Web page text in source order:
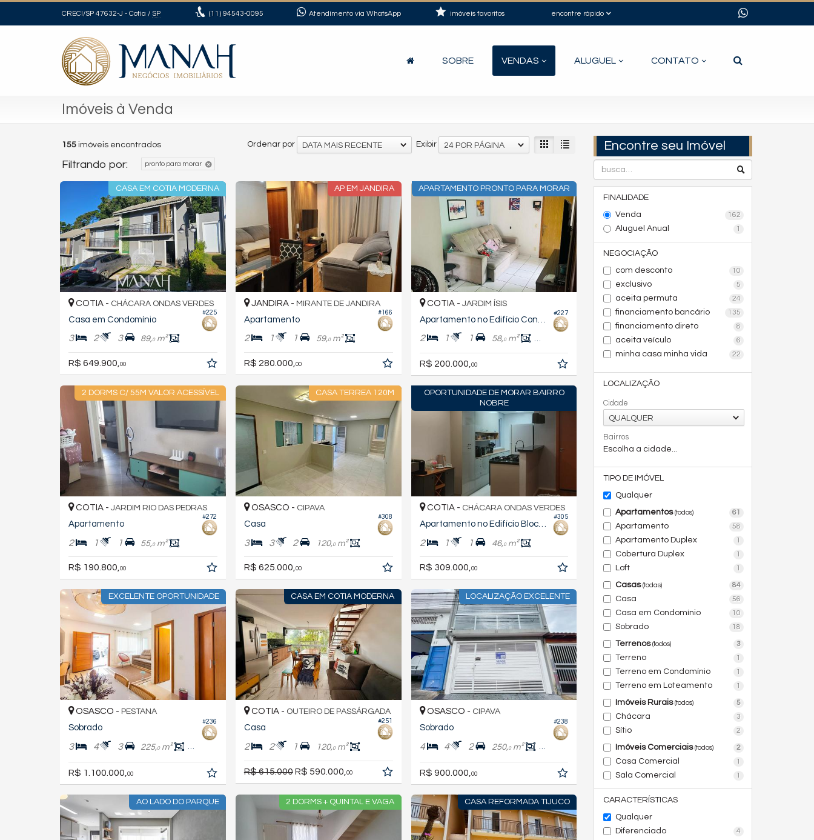
CRECI/SP 47632-J - Cotia / SP (11)94543-0095 Atendimento via WhatsApp encontre rápido
imóveis favoritos
SOBRE VENDAS ALUGUEL CONTATO
Imóveis à Venda
Encontre seu Imóvel
FINALIDADE
Venda
162
Aluguel Anual 1
NEGOCIAÇÃO
com desconto
10
exclusivo 5
aceita permuta 24
financiamento bancário 135
financiamento direto 8
aceita veículo 6
minha casa minha vida 22
LOCALIZAÇÃO
Cidade
QUALQUER
Bairros
Escolha a cidade...
TIPO DE IMÓVEL
Qualquer
Apartamentos(todos) 61
Apartamento 58
Apartamento Duplex 1
Cobertura Duplex 1
Loft 1
Casas(todas) 84
Casa 56
Casa em Condomínio 10
Sobrado 18
Terrenos(todos) 3
Terreno 1
Terreno em Condomínio 1
Terreno em Loteamento 1
Imóveis Rurais(todos) 5
Chácara 3
Sítio 2
Imóveis Comerciais(todos) 2
Casa Comercial 1
Sala Comercial 1
CARACTERÍSTICAS
Qualquer
Diferenciado
4
155 imóveis encontrados Exibir 24 POR PÁGINA
Ordenar por DATA MAIS RECENTE
Filtrando por: pronto para morar
CASA EM COTIA MODERNA
#225
COTIA - CHÁCARA ONDAS VERDES
Casa em Condomínio
3 2 3 89,0m²
R$ 649.900, 00
AP EM JANDIRA
#166
JANDIRA - MIRANTE DE JANDIRA
Apartamento
2 1 1 59,0m²
R$ 280.000, 00
APARTAMENTO PRONTO PARA MORAR
#227
COTIA - JARDIM ÍSIS
2 1 1 58,0m² 47,
R$ 200.000, 00
2 DORMS C/ 55M VALOR ACESSÍVEL
#272
COTIA - JARDIM RIO DAS PEDRAS
Apartamento
2 1 1 55,0m²
R$ 190.800,00
CASA TERREA 120M
#308
OSASCO - CIPAVA
Casa
3 3 2 120,0m²
R$ 625.000,00
OPORTUNIDADE DE MORAR BAIRRO
NOBRE
#305
COTIA - CHÁCARA ONDAS VERDES
Apartamento no Edifício Bloco B
2 1 1 46,0m²
R$ 309.000,00
EXCELENTE OPORTUNIDADE
#236
OSASCO - PESTANA
Sobrado
3 4 3 225,0m² 176,
R$ 1.100.000, 00
CASA EM COTIA MODERNA
#251
COTIA - OUTEIRO DE PASSÁRGADA
Casa
2 2 1 120,0m²
R$ 615.000R$ 590.000, 00
LOCALIZAÇÃO EXCELENTE
#238
OSASCO - CIPAVA
Sobrado
4 4 2 250,0m² 234,
R$ 900.000, 00
AO LADO DO PARQUE 2 DORMS + QUINTAL E VAGA CASA REFORMADA TIJUCO